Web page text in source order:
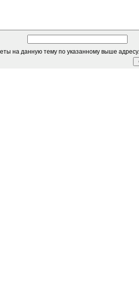
на данную тему по указанному выше адресу.